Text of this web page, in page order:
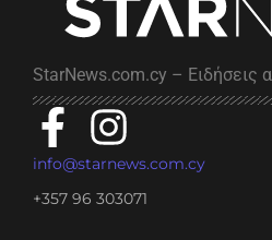
StarNews.com.cy – Ειδήσεις
info@starnews.com.cy
+357 96 303071